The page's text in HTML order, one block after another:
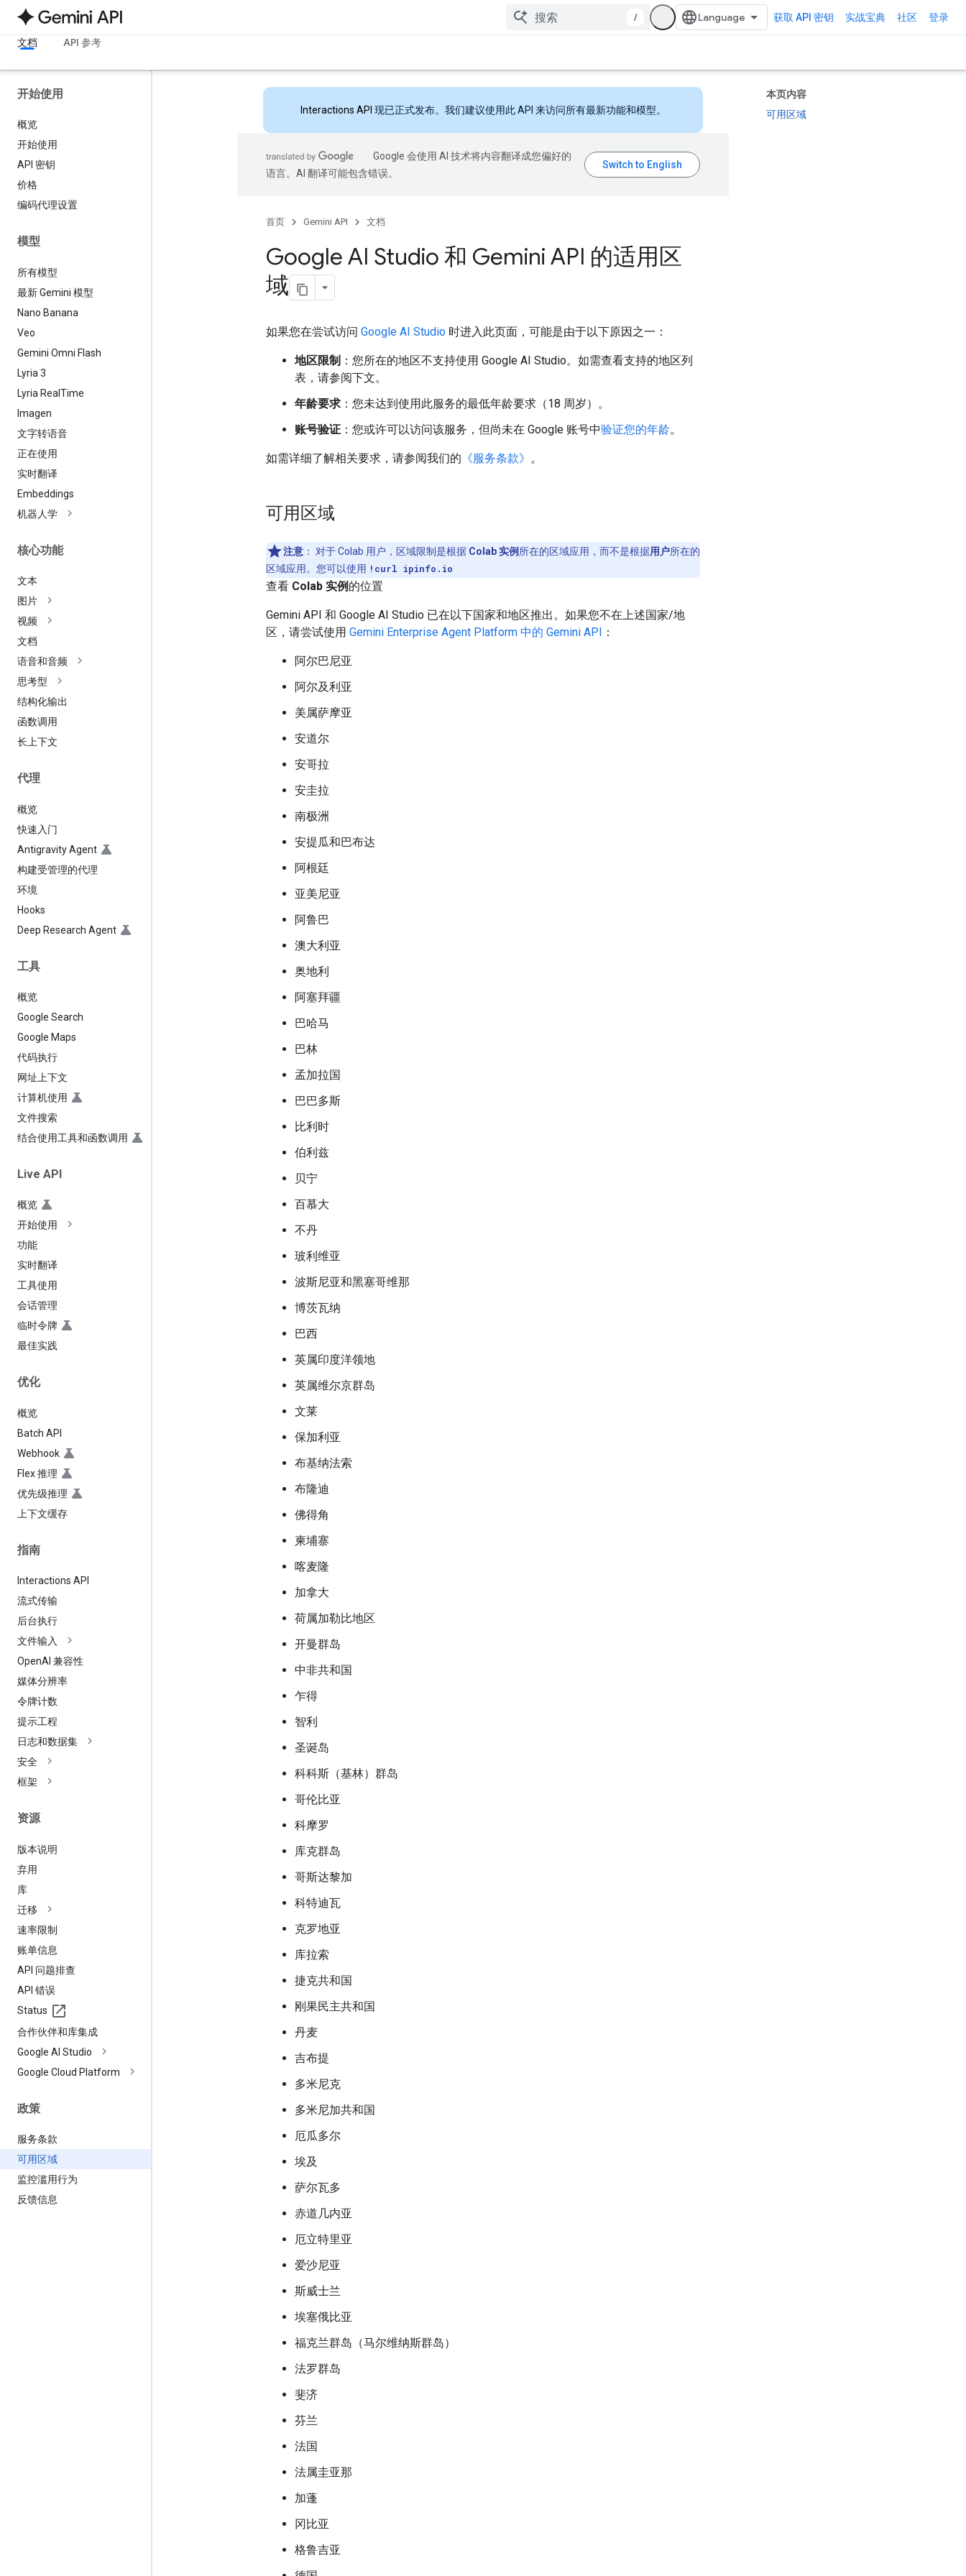
/ 获取 API 密钥 实战宝典 社区 登录
文档 API 参考
开始使用
概览
开始使用
API 密钥
价格
编码代理设置
模型
所有模型
最新 Gemini 模型
Nano Banana
Veo
Gemini Omni Flash
Lyria 3
Lyria Real Time
Imagen
文字转语音
正在使用
实时翻译
Embeddings
机器人学
核心功能
文本
图片
视频
文档
语音和音频
思考型
结构化输出
函数调用
长上下文
代理
概览
快速入门
Antigravity Agent
构建受管理的代理
环境
Hooks
Deep Research Agent
工具
概览
Google Search
Google Maps
代码执行
网址上下文
计算机使用
文件搜索
结合使用工具和函数调用
Live API
概览
开始使用
功能
实时翻译
工具使用
会话管理
临时令牌
最佳实践
优化
概览
Batch API
Webhook
Flex 推理
优先级推理
上下文缓存
指南
Interactions API
流式传输
后台执行
文件输入
OpenAI 兼容性
媒体分辨率
令牌计数
提示工程
日志和数据集
安全
框架
资源
版本说明
弃用
库
迁移
速率限制
账单信息
API 问题排查
API 错误
Status
合作伙伴和库集成
Google AI Studio
Google Cloud Platform
政策
服务条款
可用区域
监控滥用行为
反馈信息
本页内容
可用区域
Interactions API 现已正式发布。我们建议使用此 API 来访问所有最新功能和模型。
Google 会使用 AI 技术将内容翻译成您偏好的
语言。AI 翻译可能包含错误。
首页 Gemini API 文档
Google AI Studio 和 Gemini API 的适用区
域
如果您在尝试访问 Google AI Studio 时进入此页面，可能是由于以下原因之一：
地区限制 ：您所在的地区不支持使用 Google AI Studio。如需查看支持的地区列
表，请参阅下文。
年龄要求 ：您未达到使用此服务的最低年龄要求（18 周岁）。
账号验证 ：您或许可以访问该服务，但尚未在 Google 账号中验证您的年龄。
如需详细了解相关要求，请参阅我们的 《服务条款》 。
可用区域
注意 ： 对于 Colab 用户，区域限制是根据 Colab 实例所在的区域应用，而不是根据用户所在的
区域应用。您可以使用 !curl ipinfo.io
查看 Colab 实例 的位置
Gemini API 和 Google AI Studio 已在以下国家和地区推出。如果您不在上述国家/地
区，请尝试使用 Gemini Enterprise Agent Platform 中的 Gemini API ：
阿尔巴尼亚
阿尔及利亚
美属萨摩亚
安道尔
安哥拉
安圭拉
南极洲
安提瓜和巴布达
阿根廷
亚美尼亚
阿鲁巴
澳大利亚
奥地利
阿塞拜疆
巴哈马
巴林
孟加拉国
巴巴多斯
比利时
伯利兹
贝宁
百慕大
不丹
玻利维亚
波斯尼亚和黑塞哥维那
博茨瓦纳
巴西
英属印度洋领地
英属维尔京群岛
文莱
保加利亚
布基纳法索
布隆迪
佛得角
柬埔寨
喀麦隆
加拿大
荷属加勒比地区
开曼群岛
中非共和国
乍得
智利
圣诞岛
科科斯（基林）群岛
哥伦比亚
科摩罗
库克群岛
哥斯达黎加
科特迪瓦
克罗地亚
库拉索
捷克共和国
刚果民主共和国
丹麦
吉布提
多米尼克
多米尼加共和国
厄瓜多尔
埃及
萨尔瓦多
赤道几内亚
厄立特里亚
爱沙尼亚
斯威士兰
埃塞俄比亚
福克兰群岛（马尔维纳斯群岛）
法罗群岛
斐济
芬兰
法国
法属圭亚那
加蓬
冈比亚
格鲁吉亚